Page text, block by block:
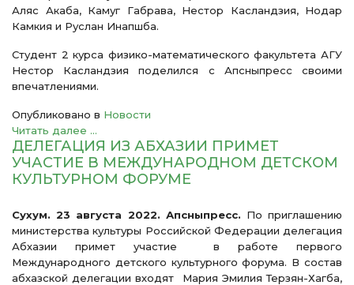
Аляс Акаба, Камуг Габрава, Нестор Касландзия, Нодар
Камкия и Руслан Инапшба.
Студент 2 курса физико-математического факультета АГУ
Нестор Касландзия поделился с Апсныпресс своими
впечатлениями.
Опубликовано в Новости
Читать далее ...
ДЕЛЕГАЦИЯ ИЗ АБХАЗИИ ПРИМЕТ
УЧАСТИЕ В МЕЖДУНАРОДНОМ ДЕТСКОМ
КУЛЬТУРНОМ ФОРУМЕ
Сухум. 23 августа 2022. Апсныпресс. По приглашению
министерства культуры Российской Федерации делегация
Абхазии примет участие в работе первого
Международного детского культурного форума. В состав
абхазской делегации входят Мария Эмилия Терзян-Хагба,